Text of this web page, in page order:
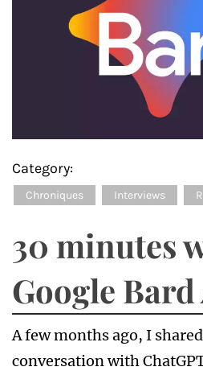
Category:
Chroniques Interviews
30 minutes
Google Bard
A few months ago, I
conversation with